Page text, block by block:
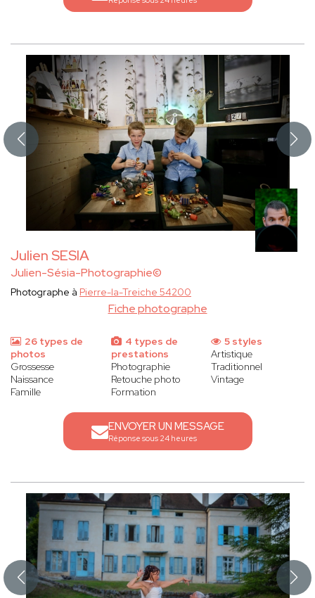
Julien SESIA
Julien-Sésia-Photographie©
Fiche photographe
Photographe à Pierre-la-Treiche 54200
26 types de
photos
Grossesse
Naissance
Famille
4 types de
prestations
Photographie
Retouche photo
Formation
5 styles
Artistique
Traditionnel
Vintage
ENVOYER UN MESSAGE
Réponse sous 24 heures